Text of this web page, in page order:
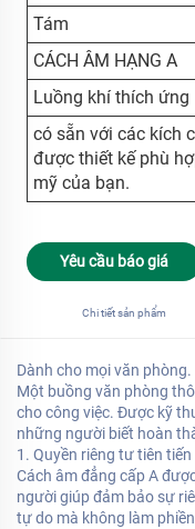
Tám
CÁCH ÂM HẠNG A
Luồng khí thích ứng
có sẵn với các kích
được thiết kế phù
mỹ của bạn.
Yêu cầu báo giá
Chi tiết sản phẩm
Dành cho mọi văn phòng.
Một buồng văn phòng
cho công việc. Được kỹ
những người biết hoàn
1. Quyền riêng tư tiên
Cách âm đẳng cấp A
người giúp đảm bảo sự
tự do mà không làm